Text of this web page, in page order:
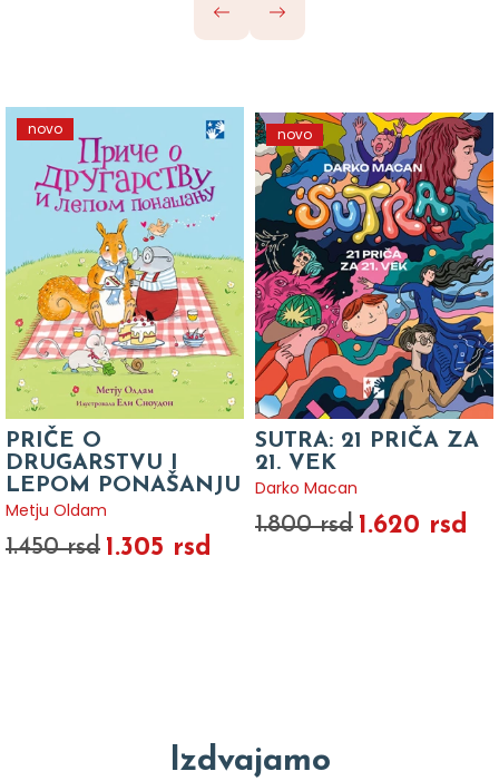
novo
PRIČE O
DRUGARSTVU I
LEPOM PONAŠANJU
Metju Oldam
1.450 rsd 1.305 rsd
novo
SUTRA: 21 PRIČA ZA
21. VEK
Darko Macan
1.800 rsd 1.620 rsd
Izdvajamo